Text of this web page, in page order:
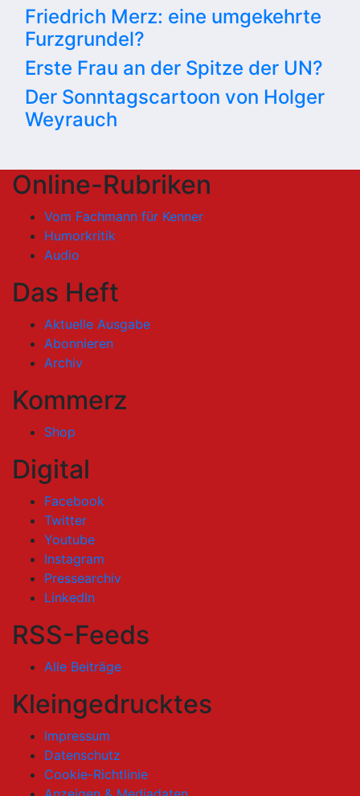
Friedrich Merz: eine umgekehrte
Furzgrundel?
Erste Frau an der Spitze der UN?
Der Sonntagscartoon von Holger
Weyrauch
Online-Rubriken
Vom Fachmann für Kenner
Humorkritik
Audio
Das Heft
Aktuelle Ausgabe
Abonnieren
Archiv
Kommerz
Shop
Digital
Facebook
Twitter
Youtube
Instagram
Pressearchiv
LinkedIn
RSS-Feeds
Alle Beiträge
Kleingedrucktes
Impressum
Datenschutz
Cookie-Richtlinie